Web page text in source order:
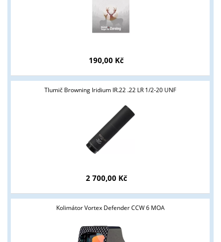
190,00 Kč
Tlumič Browning Iridium IR.22 .22 LR 1/2-20 UNF
2 700,00 Kč
Kolimátor Vortex Defender CCW 6 MOA